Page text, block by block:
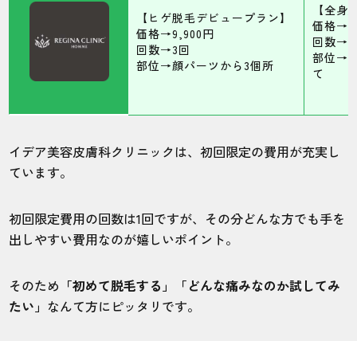
【ヒゲ脱毛デビュープラン】
価格→9,900円
回数→3回
部位→顔パーツから3個所
【全身
価格
回数→1
部位→
て
イデア美容皮膚科クリニックは、初回限定の費用が充実し
ています。
初回限定費用の回数は1回ですが、その分どんな方でも手を
出しやすい費用なのが嬉しいポイント。
そのため 「初めて脱毛する」「どんな痛みなのか試してみ
たい」 なんて方にピッタリです。